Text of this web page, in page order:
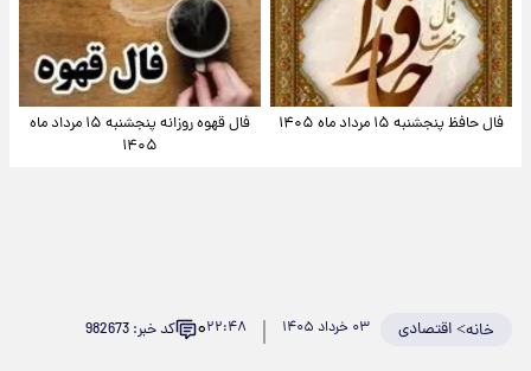
فال حافظ پنجشنبه ۱۵ مرداد ماه ۱۴۰۵
فال قهوه روزانه پنجشنبه ۱۵ مرداد ماه
۱۴۰۵
خانه>اقتصادی ۰۳ خرداد ۱۴۰۵ ۲۲:۴۸۰ کد خبر: 982673